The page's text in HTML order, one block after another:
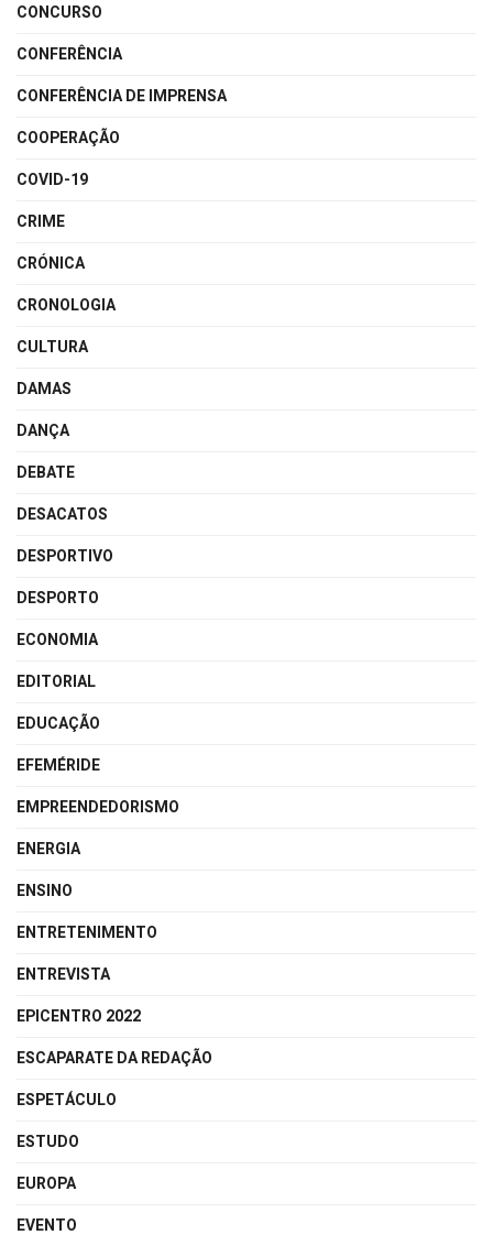
CONCURSO
CONFERÊNCIA
CONFERÊNCIA DE IMPRENSA
COOPERAÇÃO
COVID-19
CRIME
CRÓNICA
CRONOLOGIA
CULTURA
DAMAS
DANÇA
DEBATE
DESACATOS
DESPORTIVO
DESPORTO
ECONOMIA
EDITORIAL
EDUCAÇÃO
EFEMÉRIDE
EMPREENDEDORISMO
ENERGIA
ENSINO
ENTRETENIMENTO
ENTREVISTA
EPICENTRO 2022
ESCAPARATE DA REDAÇÃO
ESPETÁCULO
ESTUDO
EUROPA
EVENTO